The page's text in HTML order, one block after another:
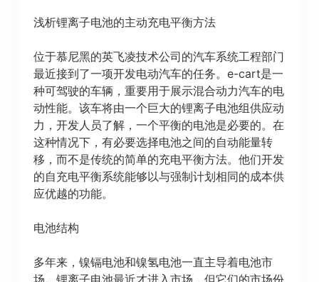
浅析锂离子电池的主动充电平衡方法
位于慕尼黑的英飞凌技术公司的汽车系统工程部门
最近接到了一项开发电动汽车的任务。e-cart是一
种可驾驶的车辆，重要用于展示混合动力汽车的电
动性能。该车将由一个巨大的锂离子电池组供应动
力，开发人员了解，一个平衡的电池是必要的。在
这种情况下，有必要选择电池之间的自动能量转
移，而不是传统的简单的充电平衡方法。他们开发
的自充电平衡系统能够以与强制计划相同的成本供
应优越的功能。
电池结构
多年来，镍镉电池和镍氢电池一直主导着电池市